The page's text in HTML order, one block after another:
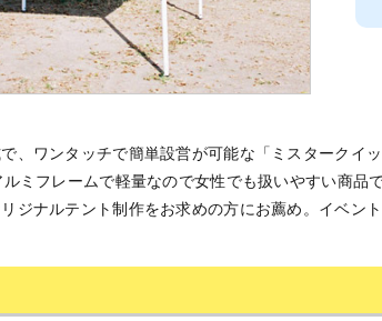
、ワンタッチで簡単設営が可能な「ミスターク
ミフレームで軽量なので女性でも扱いやすい商
ジナルテント制作をお求めの方にお薦め。イベン